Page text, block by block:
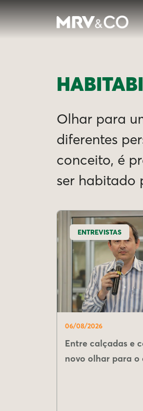
Olhar para
diferentes
conceito, é
ser habitado
ENTREVISTAS
06/08/2026
Entre calçadas e
novo olhar para o